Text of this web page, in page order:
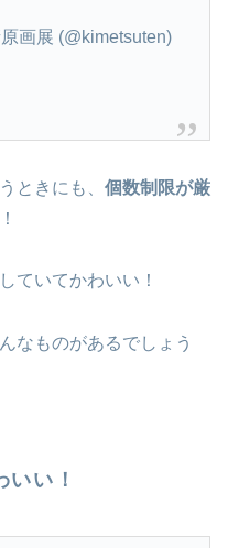
画展 (@kimetsuten)
ときにも、 個数制限が厳
ていてかわいい！
なものがあるでしょう
い！